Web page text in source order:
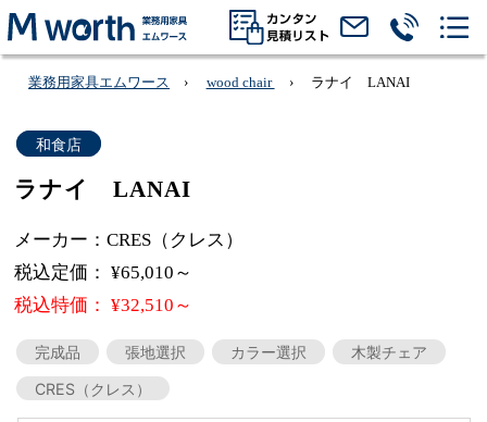
業務用家具エムワース wood chair ラナイ LANAI
和食店
ラナイ LANAI
メーカー：CRES（クレス）
税込定価： ¥65,010～
税込特価： ¥32,510～
完成品 張地選択 カラー選択
木製チェア
CRES（クレス）